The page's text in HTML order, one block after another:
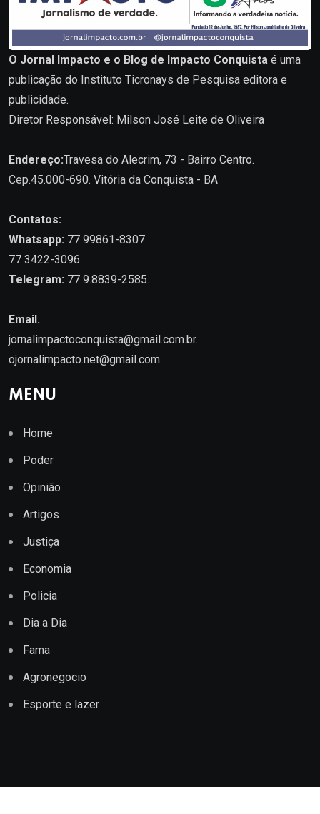
O Jornal Impacto e o Blog de Impacto Conquista é uma
publicação do Instituto Ticronays de Pesquisa editora e
publicidade.
Diretor Responsável: Milson José Leite de Oliveira
Endereço:Travesa do Alecrim, 73 - Bairro Centro.
Cep.45.000-690. Vitória da Conquista - BA
Contatos:
Whatsapp: 77 99861-8307
77 3422-3096
Telegram: 77 9.8839-2585.
Email.
jornalimpactoconquista@gmail.com.br.
ojornalimpacto.net@gmail.com
MENU
Home
Poder
Opinião
Artigos
Justiça
Economia
Policia
Dia a Dia
Fama
Agronegocio
Esporte e lazer